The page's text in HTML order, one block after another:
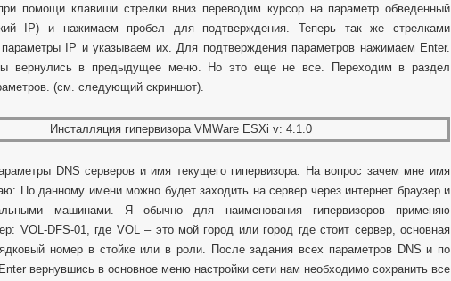
помощи клавиши стрелки вниз переводим курсор на параметр обведенный
IP) и нажимаем пробел для подтверждения. Теперь так же стрелками
параметры IP и указываем их. Для подтверждения параметров нажимаем Enter.
вернулись в предыдущее меню. Но это еще не все. Переходим в раздел
(см. следующий скриншот).
DNS серверов и имя текущего гипервизора. На вопрос зачем мне имя
По данному имени можно будет заходить на сервер через интернет браузер и
машинами. Я обычно для наименования гипервизоров применяю
VOL-DFS-01, где VOL – это мой город или город где стоит сервер, основная
номер в стойке или в роли. После задания всех параметров DNS и по
вернувшись в основное меню настройки сети нам необходимо сохранить все